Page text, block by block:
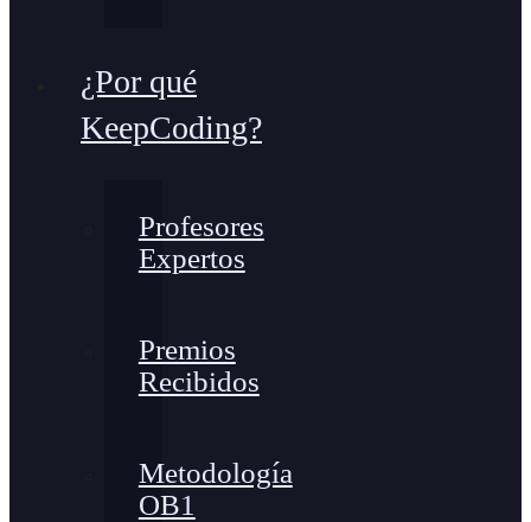
¿Por qué
KeepCoding?
Profesores
Expertos
Premios
Recibidos
Metodología
OB1